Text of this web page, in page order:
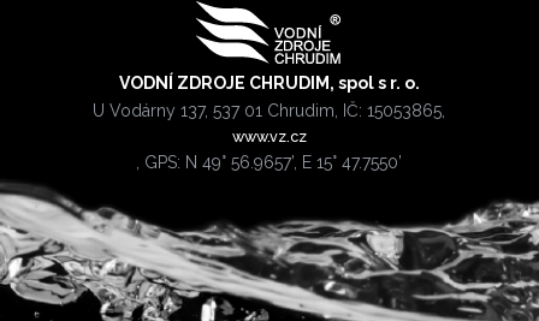
VODNÍ ZDROJE CHRUDIM, spol s r. o.
U Vodárny 137, 537 01 Chrudim, IČ: 15053865,
www.vz.cz
, GPS: N 49° 56.9657’, E 15° 47.7550’